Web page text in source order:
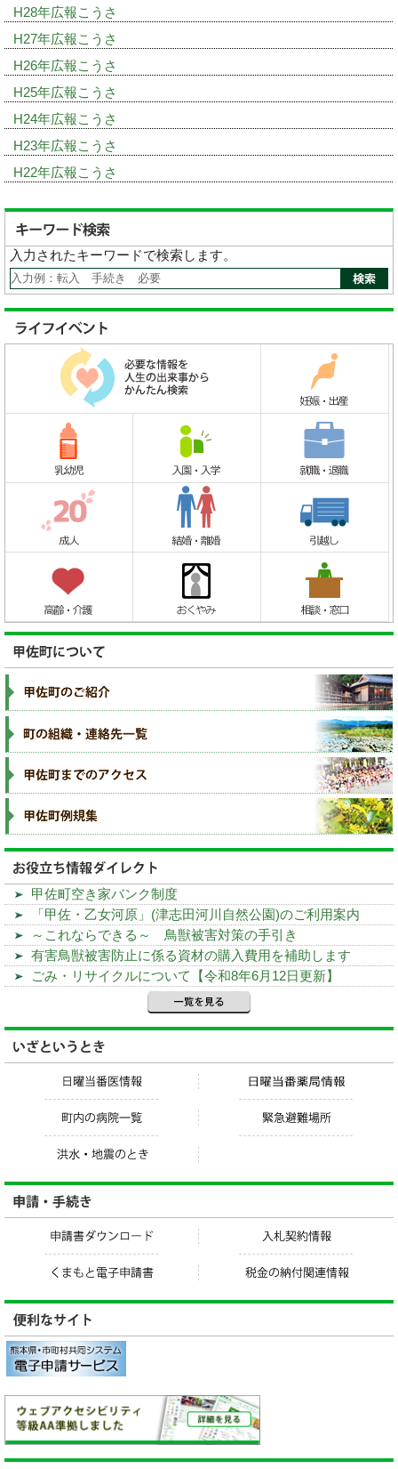
H28年広報こうさ
H27年広報こうさ
H26年広報こうさ
H25年広報こうさ
H24年広報こうさ
H23年広報こうさ
H22年広報こうさ
入力されたキーワードで検索します。
甲佐町空き家バンク制度
「甲佐・乙女河原」(津志田河川自然公園)のご利用案内
～これならできる～ 鳥獣被害対策の手引き
有害鳥獣被害防止に係る資材の購入費用を補助します
ごみ・リサイクルについて【令和8年6月12日更新】